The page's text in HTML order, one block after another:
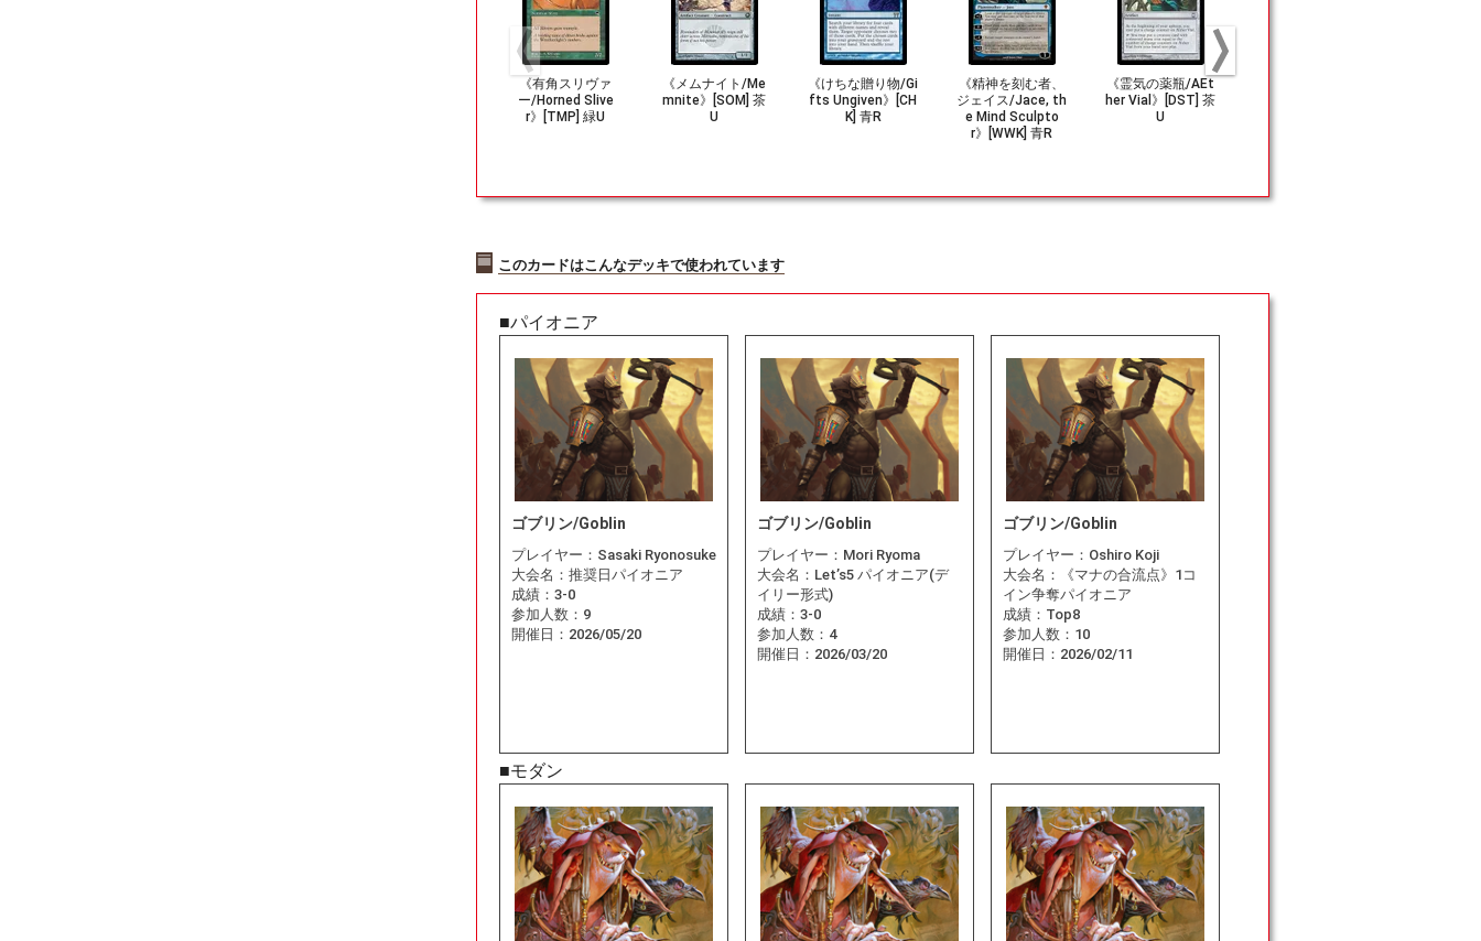
《有角スリヴァ
ー/Horned Slive
r》[TMP] 緑U
《メムナイト/Me
mnite》[SOM] 茶
U
《けちな贈り物/Gi
fts Ungiven》[CH
K] 青R
《精神を刻む者、
ジェイス/Jace, th
e Mind Sculpto
r》[WWK] 青R
《霊気の薬瓶/AEt
her Vial》[DST] 茶
U
このカードはこんなデッキで使われています
■パイオニア
ゴブリン/Goblin
プレイヤー： Sasaki Ryonosuke
大会名： 推奨日パイオニア
成績： 3-0
参加人数： 9
開催日： 2026/05/20
ゴブリン/Goblin
プレイヤー： Mori Ryoma
大会名： Let’s5 パイオニア(デ
イリー形式)
成績： 3-0
参加人数： 4
開催日： 2026/03/20
ゴブリン/Goblin
プレイヤー： Oshiro Koji
大会名：
《マナの合流点》1コ
イン争奪パイオニア
成績： Top8
参加人数： 10
開催日： 2026/02/11
■モダン